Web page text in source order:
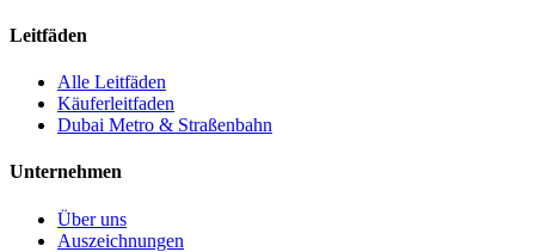
Leitfäden
Alle Leitfäden
Käuferleitfaden
Dubai Metro & Straßenbahn
Unternehmen
Über uns
Auszeichnungen